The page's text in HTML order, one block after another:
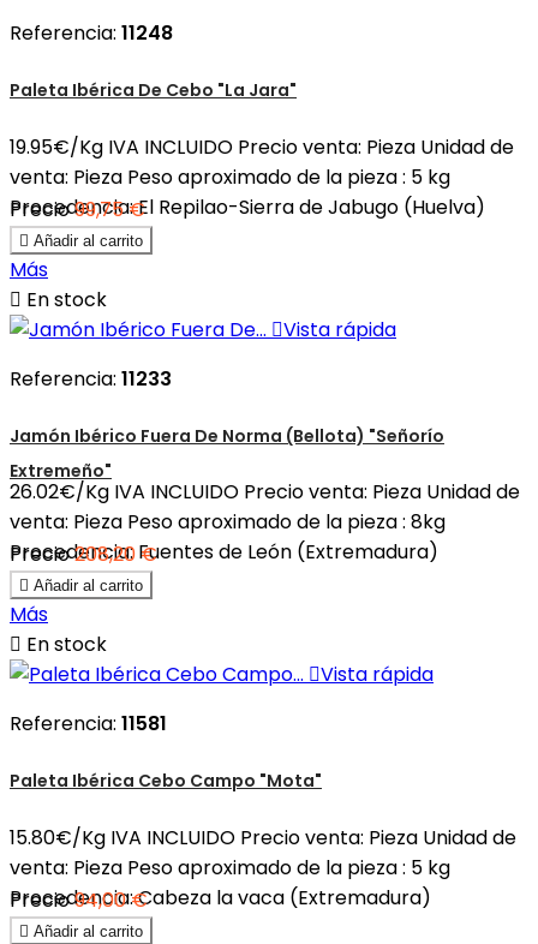
Referencia: 11248
Paleta Ibérica De Cebo "La Jara"
19.95€/Kg IVA INCLUIDO Precio venta: Pieza Unidad de
venta: Pieza Peso aproximado de la pieza : 5 kg
Procedencia: El Repilao-Sierra de Jabugo (Huelva)
Precio99,75 €
 Añadir al carrito
Más
 En stock
Vista rápida
Referencia: 11233
Jamón Ibérico Fuera De Norma (Bellota) "Señorío
Extremeño"
26.02€/Kg IVA INCLUIDO Precio venta: Pieza Unidad de
venta: Pieza Peso aproximado de la pieza : 8kg
Procedencia: Fuentes de León (Extremadura)
Precio208,20 €
 Añadir al carrito
Más
 En stock
Vista rápida
Referencia: 11581
Paleta Ibérica Cebo Campo "Mota"
15.80€/Kg IVA INCLUIDO Precio venta: Pieza Unidad de
venta: Pieza Peso aproximado de la pieza : 5 kg
Procedencia: Cabeza la vaca (Extremadura)
Precio94,00 €
 Añadir al carrito